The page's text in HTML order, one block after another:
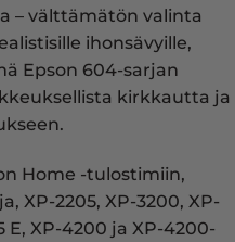
– välttämätön valinta
ihonsävyille,
Epson 604-sarjan
kirkkautta ja
Home -tulostimiin,
XP-2205, XP-3200, XP-
E, XP-4200 ja XP-4200-